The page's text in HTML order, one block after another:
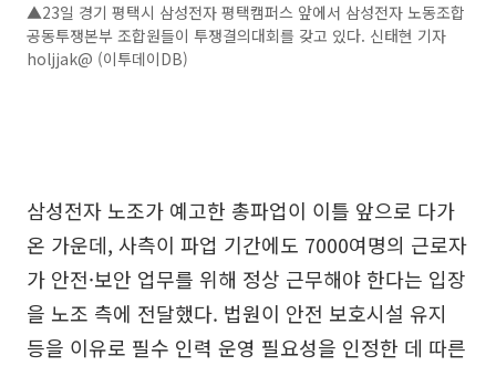
▲23일 경기 평택시 삼성전자 평택캠퍼스 앞에서 삼성전자 노동조합
공동투쟁본부 조합원들이 투쟁결의대회를 갖고 있다. 신태현 기자
holjjak@ (이투데이DB)
삼성전자 노조가 예고한 총파업이 이틀 앞으로 다가
온 가운데, 사측이 파업 기간에도 7000여명의 근로자
가 안전·보안 업무를 위해 정상 근무해야 한다는 입장
을 노조 측에 전달했다. 법원이 안전 보호시설 유지
등을 이유로 필수 인력 운영 필요성을 인정한 데 따른